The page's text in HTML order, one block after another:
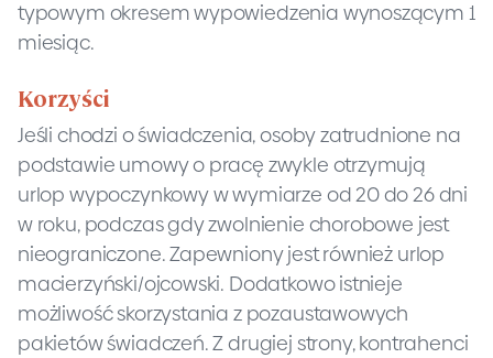
typowym okresem wypowiedzenia wynoszącym 1
miesiąc.
Korzyści
Jeśli chodzi o świadczenia, osoby zatrudnione na
podstawie umowy o pracę zwykle otrzymują
urlop wypoczynkowy w wymiarze od 20 do 26 dni
w roku, podczas gdy zwolnienie chorobowe jest
nieograniczone. Zapewniony jest również urlop
macierzyński/ojcowski. Dodatkowo istnieje
możliwość skorzystania z pozaustawowych
pakietów świadczeń. Z drugiej strony, kontrahenci